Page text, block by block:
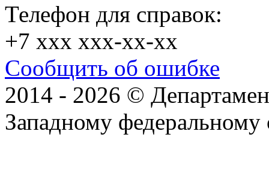
Телефон для справок:
+7 xxx xxx-xx-xx
Сообщить об ошибке
2014 - 2026 ©
Западному федеральному